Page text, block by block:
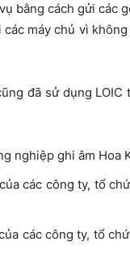
bằng cách gửi các
máy chủ vì
đã sử dụng
nghiệp ghi âm Hoa
các công ty, tổ
các công ty, tổ